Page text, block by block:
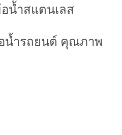
น้ำสแตนเลส
น้ำรถยนต์ คุณภาพ